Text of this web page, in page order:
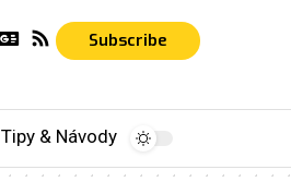
Subscribe
Tipy & Návody